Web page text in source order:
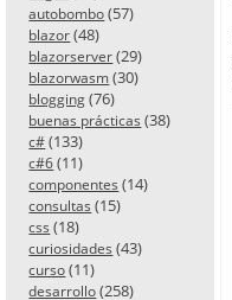
autobombo (57)
blazor (48)
blazorserver (29)
blazorwasm (30)
blogging (76)
buenas prácticas (38)
c# (133)
c#6 (11)
componentes (14)
consultas (15)
css (18)
curiosidades (43)
curso (11)
desarrollo (258)